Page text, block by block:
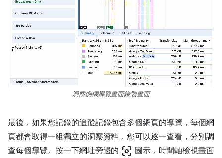
洞察側欄導覽畫面錄製畫面
最後，如果您記錄的追蹤記錄包含多個網頁的導覽，每個網
頁都會取得一組獨立的洞察資料，您可以逐一查看，分別調
查每個導覽。按一下網址旁邊的 center_focus_weak 圖示，時間軸檢視畫面